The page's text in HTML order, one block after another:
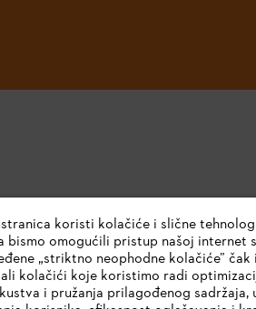
O nama
Preuzmite katalog
koristi kolačiće i slične
bismo omogućili pristup našoj internet
„striktno neophodne kolačiće” čak
kolačići koje koristimo radi
i pružanja prilagođenog sadržaja,